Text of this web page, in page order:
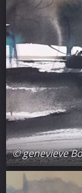
© genevieve